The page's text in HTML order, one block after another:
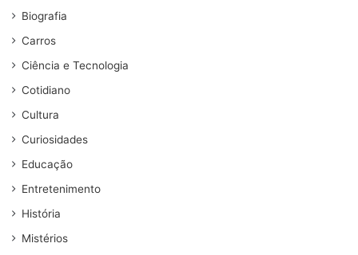
Biografia
Carros
Ciência e Tecnologia
Cotidiano
Cultura
Curiosidades
Educação
Entretenimento
História
Mistérios